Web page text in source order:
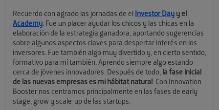
Recuerdo con agrado las jornadas de el Investor Day y el
Academy. Fue un placer ayudar los chicos y las chicas en la
elaboración de la estrategia ganadora, aportando sugerencias
sobre algunos aspectos claves para despertar interés en los
inversores. Fue también algo muy divertido y, en cierto sentido,
formativo para mí también. Aprendo siempre algo estando
cerca de jóvenes innovadores. Después de todo, la fase inicial
de las nuevas empresas es mi hábitat natural. Con Innovation
Booster nos centramos principalmente en las fases de early
stage, grow y scale-up de las startups.